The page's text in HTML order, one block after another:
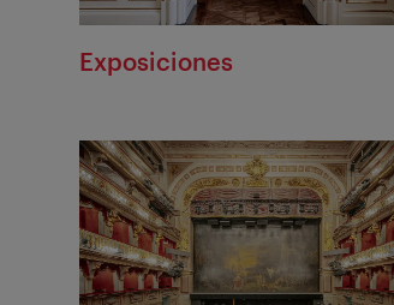
Exposiciones